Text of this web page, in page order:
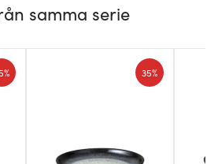
samma serie
35%